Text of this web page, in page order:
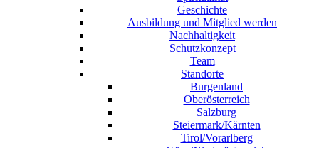
Geschichte
Ausbildung und Mitglied werden
Nachhaltigkeit
Schutzkonzept
Team
Standorte
Burgenland
Oberösterreich
Salzburg
Steiermark/Kärnten
Tirol/Vorarlberg